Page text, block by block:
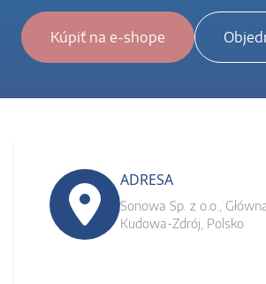
Kúpiť na e-shope
ADRESA
Sonowa Sp. z o.o.,
Kudowa-Zdrój, Polsko